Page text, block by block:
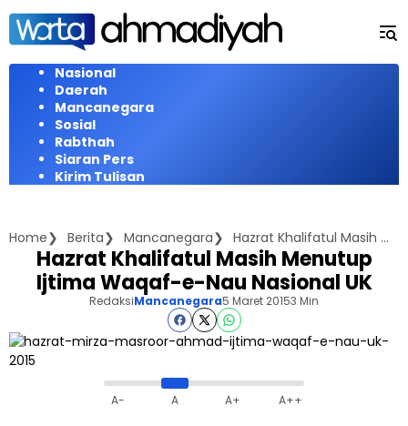
Langsung
konten
Nasional
Daerah
Mancanegara
Sosial
Rabthah
Siaran Pers
Kirim Tulisan
Home Berita Mancanegara Hazrat Khalifatul Masih Menutup Ijtima Waqaf-e-Nau Nasional UK
Hazrat Khalifatul Masih Menutup
Ijtima Waqaf-e-Nau Nasional UK
RedaksiMancanegara5 Maret 20153 Min
A- A A+ A++